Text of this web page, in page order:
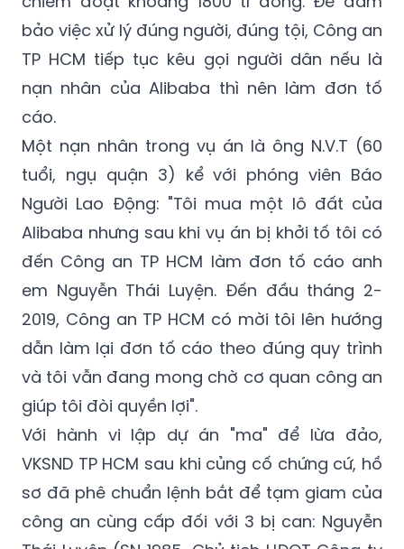
TP HCM tiếp tục kêu gọi người dân nếu là
nạn nhân của Alibaba thì nên làm đơn tố
cáo.
Một nạn nhân trong vụ án là ông N.V.T (60
tuổi, ngụ quận 3) kể với phóng viên Báo
Người Lao Động: "Tôi mua một lô đất của
Alibaba nhưng sau khi vụ án bị khởi tố tôi có
đến Công an TP HCM làm đơn tố cáo anh
em Nguyễn Thái Luyện. Đến đầu tháng 2-
2019, Công an TP HCM có mời tôi lên hướng
dẫn làm lại đơn tố cáo theo đúng quy trình
và tôi vẫn đang mong chờ cơ quan công an
giúp tôi đòi quyền lợi".
Với hành vi lập dự án "ma" để lừa đảo,
VKSND TP HCM sau khi củng cố chứng cứ, hồ
sơ đã phê chuẩn lệnh bắt để tạm giam của
công an cùng cấp đối với 3 bị can: Nguyễn
Thái Luyện (SN 1985, Chủ tịch HĐQT Công ty
CP Địa ốc Alibaba), Nguyễn Thái Lĩnh (SN